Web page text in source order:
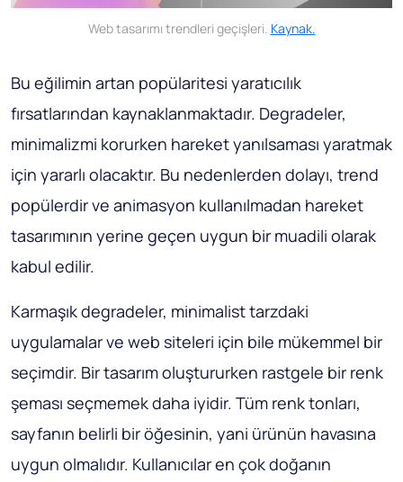
Web tasarımı trendleri geçişleri. Kaynak.
Bu eğilimin artan popülaritesi yaratıcılık
fırsatlarından kaynaklanmaktadır. Degradeler,
minimalizmi korurken hareket yanılsaması yaratmak
için yararlı olacaktır. Bu nedenlerden dolayı, trend
popülerdir ve animasyon kullanılmadan hareket
tasarımının yerine geçen uygun bir muadili olarak
kabul edilir.
Karmaşık degradeler, minimalist tarzdaki
uygulamalar ve web siteleri için bile mükemmel bir
seçimdir. Bir tasarım oluştururken rastgele bir renk
şeması seçmemek daha iyidir. Tüm renk tonları,
sayfanın belirli bir öğesinin, yani ürünün havasına
uygun olmalıdır. Kullanıcılar en çok doğanın